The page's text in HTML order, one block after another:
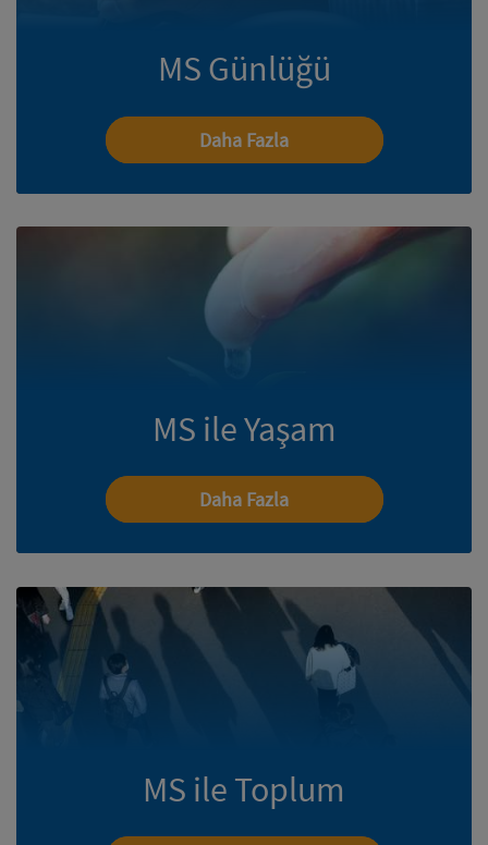
MS Günlüğü
Daha Fazla
MS ile Yaşam
Daha Fazla
MS ile Toplum